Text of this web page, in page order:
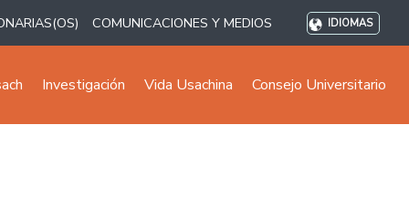
COMUNICACIONES Y MEDIOS IDIOMAS
Investigación Vida Usachina Consejo Universitario